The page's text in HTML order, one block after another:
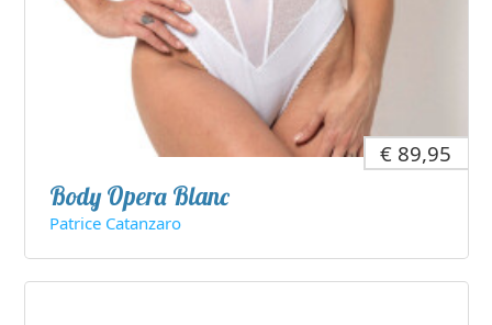
€ 89,95
Body Opera Blanc
Patrice Catanzaro